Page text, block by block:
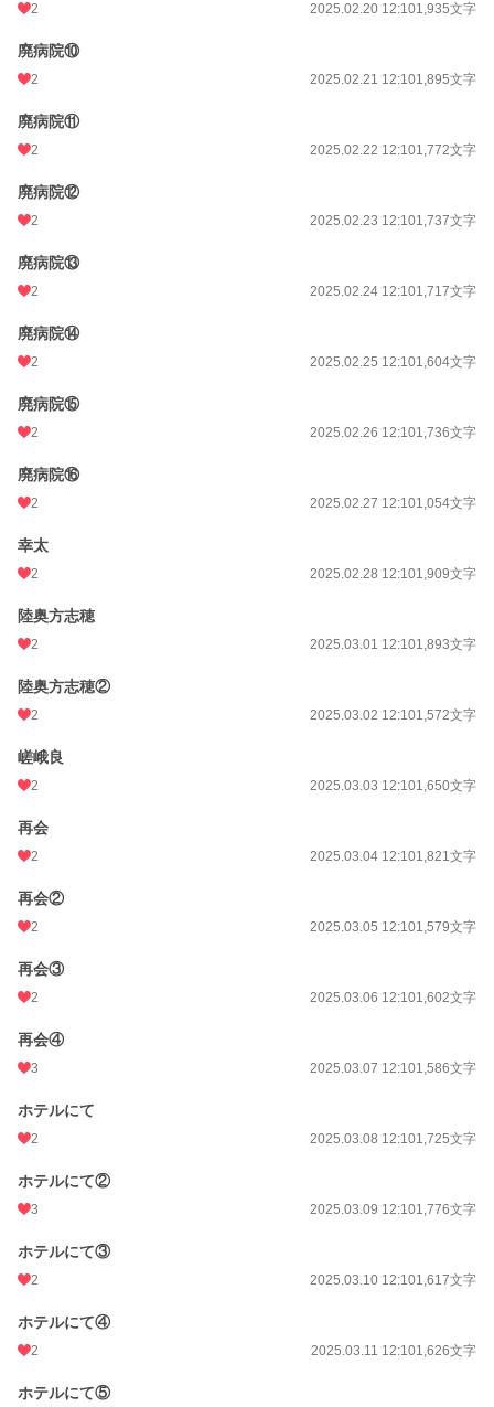
2 2025.02.20 12:101,935文字
廃病院⑩
2 2025.02.21 12:101,895文字
廃病院⑪
2 2025.02.22 12:101,772文字
廃病院⑫
2 2025.02.23 12:101,737文字
廃病院⑬
2 2025.02.24 12:101,717文字
廃病院⑭
2 2025.02.25 12:101,604文字
廃病院⑮
2 2025.02.26 12:101,736文字
廃病院⑯
2 2025.02.27 12:101,054文字
幸太
2 2025.02.28 12:101,909文字
陸奥方志穂
2 2025.03.01 12:101,893文字
陸奥方志穂②
2 2025.03.02 12:101,572文字
嵯峨良
2 2025.03.03 12:101,650文字
再会
2 2025.03.04 12:101,821文字
再会②
2 2025.03.05 12:101,579文字
再会③
2 2025.03.06 12:101,602文字
再会④
3 2025.03.07 12:101,586文字
ホテルにて
2 2025.03.08 12:101,725文字
ホテルにて②
3 2025.03.09 12:101,776文字
ホテルにて③
2 2025.03.10 12:101,617文字
ホテルにて④
2 2025.03.11 12:101,626文字
ホテルにて⑤